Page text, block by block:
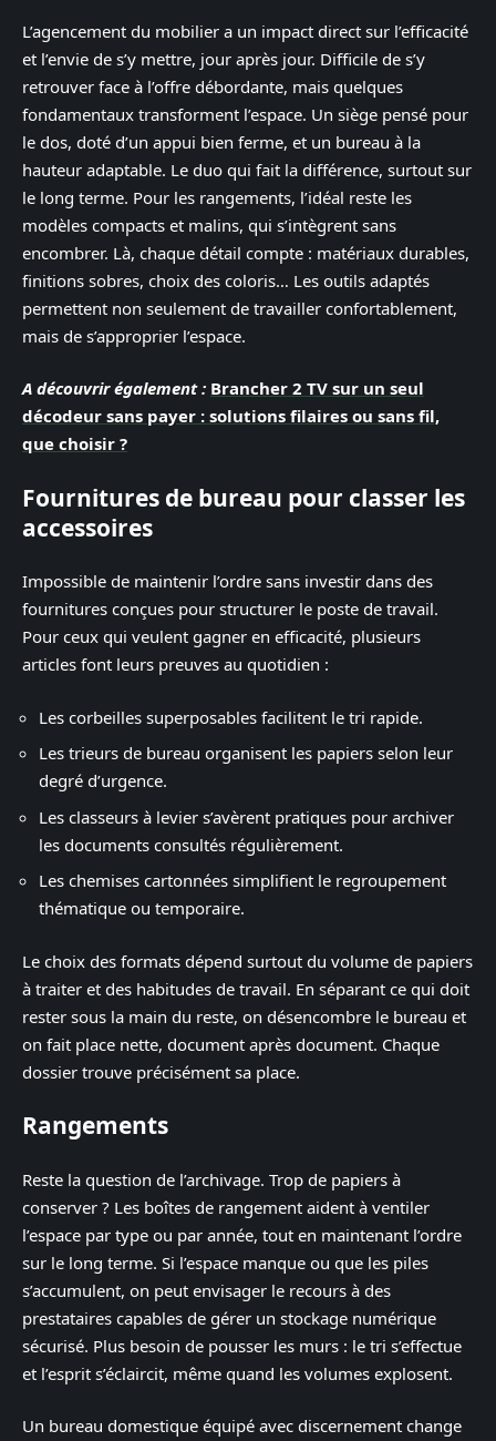
L’agencement du mobilier a un impact direct sur l’efficacité
et l’envie de s’y mettre, jour après jour. Difficile de s’y
retrouver face à l’offre débordante, mais quelques
fondamentaux transforment l’espace. Un siège pensé pour
le dos, doté d’un appui bien ferme, et un bureau à la
hauteur adaptable. Le duo qui fait la différence, surtout sur
le long terme. Pour les rangements, l’idéal reste les
modèles compacts et malins, qui s’intègrent sans
encombrer. Là, chaque détail compte : matériaux durables,
finitions sobres, choix des coloris… Les outils adaptés
permettent non seulement de travailler confortablement,
mais de s’approprier l’espace.
A découvrir également : Brancher 2 TV sur un seul
décodeur sans payer : solutions filaires ou sans fil,
que choisir ?
Fournitures de bureau pour classer les
accessoires
Impossible de maintenir l’ordre sans investir dans des
fournitures conçues pour structurer le poste de travail.
Pour ceux qui veulent gagner en efficacité, plusieurs
articles font leurs preuves au quotidien :
Les corbeilles superposables facilitent le tri rapide.
Les trieurs de bureau organisent les papiers selon leur
degré d’urgence.
Les classeurs à levier s’avèrent pratiques pour archiver
les documents consultés régulièrement.
Les chemises cartonnées simplifient le regroupement
thématique ou temporaire.
Le choix des formats dépend surtout du volume de papiers
à traiter et des habitudes de travail. En séparant ce qui doit
rester sous la main du reste, on désencombre le bureau et
on fait place nette, document après document. Chaque
dossier trouve précisément sa place.
Rangements
Reste la question de l’archivage. Trop de papiers à
conserver ? Les boîtes de rangement aident à ventiler
l’espace par type ou par année, tout en maintenant l’ordre
sur le long terme. Si l’espace manque ou que les piles
s’accumulent, on peut envisager le recours à des
prestataires capables de gérer un stockage numérique
sécurisé. Plus besoin de pousser les murs : le tri s’effectue
et l’esprit s’éclaircit, même quand les volumes explosent.
Un bureau domestique équipé avec discernement change